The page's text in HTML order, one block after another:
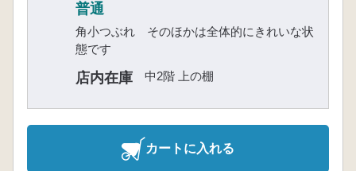
普通
角小つぶれ そのほかは全体的にきれいな状
態です
店内在庫 中2階 上の棚
カートに入れる